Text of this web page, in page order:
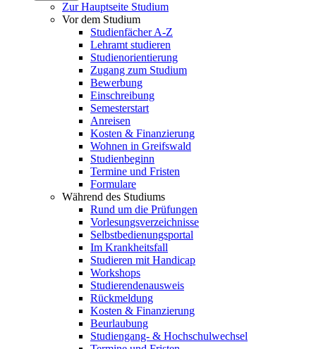
Zur Hauptseite Studium
Vor dem Studium
Studienfächer A-Z
Lehramt studieren
Studienorientierung
Zugang zum Studium
Bewerbung
Einschreibung
Semesterstart
Anreisen
Kosten & Finanzierung
Wohnen in Greifswald
Studienbeginn
Termine und Fristen
Formulare
Während des Studiums
Rund um die Prüfungen
Vorlesungsverzeichnisse
Selbstbedienungsportal
Im Krankheitsfall
Studieren mit Handicap
Workshops
Studierendenausweis
Rückmeldung
Kosten & Finanzierung
Beurlaubung
Studiengang- & Hochschulwechsel